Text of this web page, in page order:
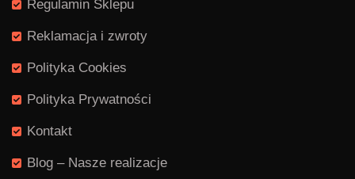
Regulamin Sklepu
Reklamacja i zwroty
Polityka Cookies
Polityka Prywatności
Kontakt
Blog – Nasze realizacje